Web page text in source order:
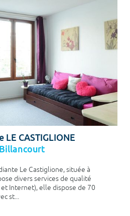
CASTIGLIONE
Le Castiglione, située à
divers services de qualité
Internet), elle dispose de 70
st...